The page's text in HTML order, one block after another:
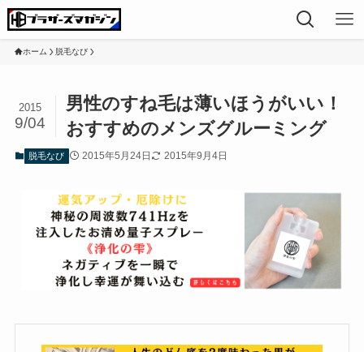
ホーム 脱毛なび
男性のすね毛は薄いほうがいい！
おすすめのメンズグルーミング
2015
9/04
脱毛なび 2015年5月24日 2015年9月4日